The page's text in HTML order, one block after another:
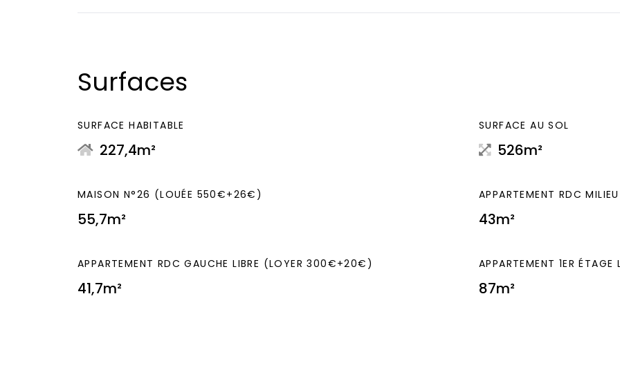
Surfaces
SURFACE HABITABLE
227,4m²
SURFACE AU SOL
526m²
MAISON N°26 (LOUÉE 550€+26€)
55,7m²
APPARTEMENT RDC
43m²
APPARTEMENT RDC GAUCHE LIBRE (LOYER 300€+20€)
41,7m²
APPARTEMENT 1ER
87m²